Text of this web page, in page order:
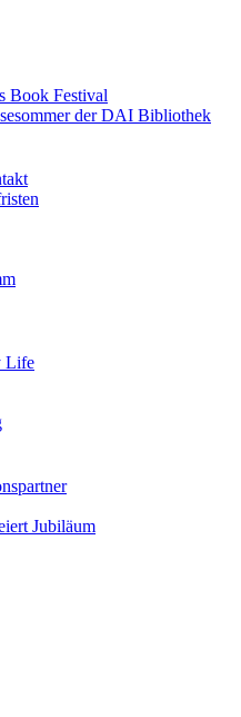
Book Festival
der DAI Bibliothek
Life
Jubiläum